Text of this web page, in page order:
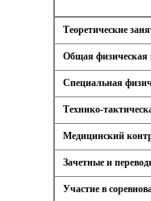
Теоретические
Общая физическая
Специальная
Технико-
Медицинский
Зачетные и
Участие в